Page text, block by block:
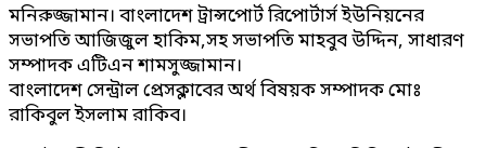
মনিরুজ্জামান। বাংলাদেশ ট্রান্সপোর্ট রিপোর্টার্স ইউনিয়নের
সভাপতি আজিজুল হাকিম,সহ সভাপতি মাহবুব উদ্দিন, সাধারণ
সম্পাদক এটিএন শামসুজ্জামান।
বাংলাদেশ সেন্ট্রাল প্রেসক্লাবের অর্থ বিষয়ক সম্পাদক মোঃ
রাকিবুল ইসলাম রাকিব।